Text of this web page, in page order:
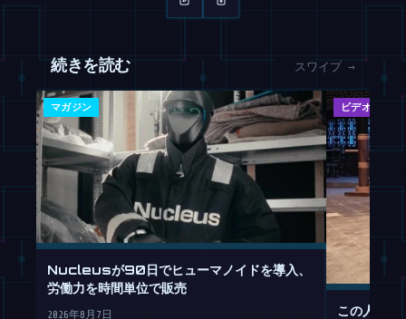
続きを読む スワイプ →
マガジン
Nucleusが90日でヒューマノイドを導入、
労働力を時間単位で販売
2026年8月7日
ビデオ
この人型ロ